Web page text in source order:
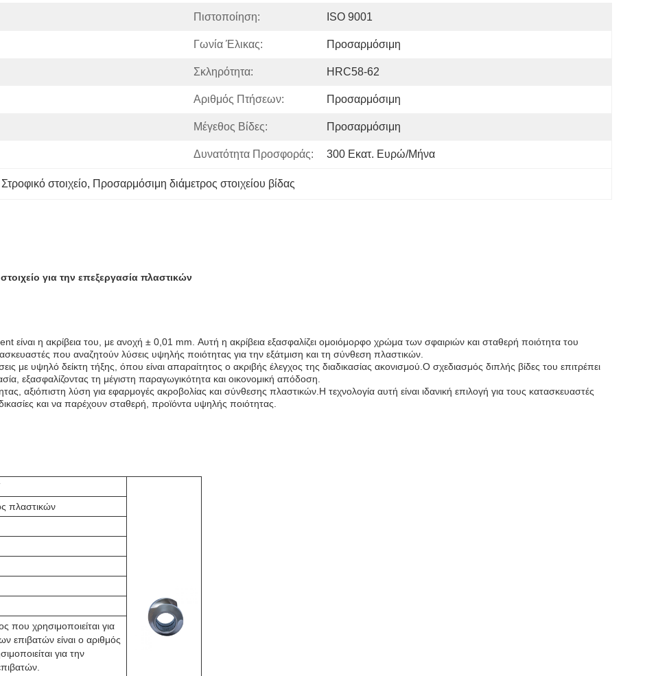
Πιστοποίηση: ISO 9001
Γωνία Έλικας: Προσαρμόσιμη
Σκληρότητα: HRC58-62
Αριθμός Πτήσεων: Προσαρμόσιμη
Μέγεθος Βίδες: Προσαρμόσιμη
Δυνατότητα Προσφοράς: 300 Εκατ. Ευρώ/μήνα
στοιχείο, Προσαρμόσιμη διάμετρος στοιχείου βίδας
για την επεξεργασία πλαστικών
η ακρίβεια του, με ανοχή ± 0,01 mm. Αυτή η ακρίβεια εξασφαλίζει ομοιόμορφο χρώμα των σφαιριών και σταθερή ποιότητα του
που αναζητούν λύσεις υψηλής ποιότητας για την εξάτμιση και τη σύνθεση πλαστικών.
με υψηλό δείκτη τήξης, όπου είναι απαραίτητος ο ακριβής έλεγχος της διαδικασίας ακονισμού.Ο σχεδιασμός διπλής βίδες του επιτρέπει
εξασφαλίζοντας τη μέγιστη παραγωγικότητα και οικονομική απόδοση.
αξιόπιστη λύση για εφαρμογές ακροβολίας και σύνθεσης πλαστικών.Η τεχνολογία αυτή είναι ιδανική επιλογή για τους κατασκευαστές
και να παρέχουν σταθερή, προϊόντα υψηλής ποιότητας.
πλαστικών
που χρησιμοποιείται για
επιβατών είναι ο αριθμός
για την